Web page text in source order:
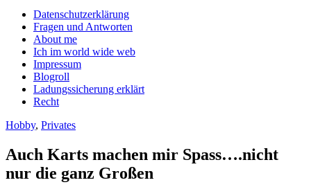
Facebook
anzeigen
Twitter
anzeigen
auf
Instagram
anzeigen
Main
menu
Skip
content
Datenschutzerklärung
Fragen und Antworten
About me
Ich im world wide web
Impressum
Blogroll
Ladungssicherung erklärt
Recht
Hobby, Privates
Auch Karts machen mir Spass….nicht
nur die ganz Großen